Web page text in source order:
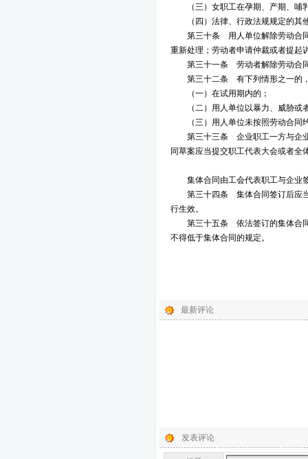
（三）女职工在孕期、产期、哺
（四）法律、行政法规规定的其
第三十条 用人单位解除劳动合
重新处理；劳动者申请仲裁或者提起
第三十一条 劳动者解除劳动合
第三十二条 有下列情形之一的
（一）在试用期内的；
（二）用人单位以暴力、威胁
（三）用人单位未按照劳动合
第三十三条 企业职工一方与企
同草案应当提交职工代表大会或者全
集体合同由工会代表职工与企业
第三十四条 集体合同签订后应
行生效。
第三十五条 依法签订的集体合
不得低于集体合同的规定。
最新评论
发表评论